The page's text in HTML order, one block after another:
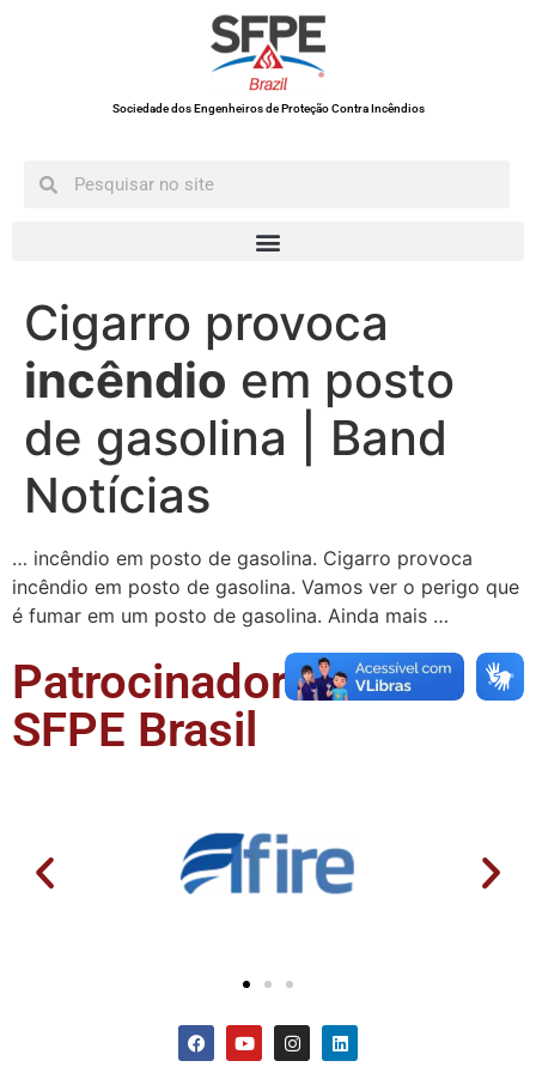
Sociedade dos Engenheiros de Proteção Contra Incêndios
Cigarro provoca
incêndio em posto
de gasolina | Band
Notícias
… incêndio em posto de gasolina. Cigarro provoca
incêndio em posto de gasolina. Vamos ver o perigo que
é fumar em um posto de gasolina. Ainda mais …
Patrocinadores da
SFPE Brasil